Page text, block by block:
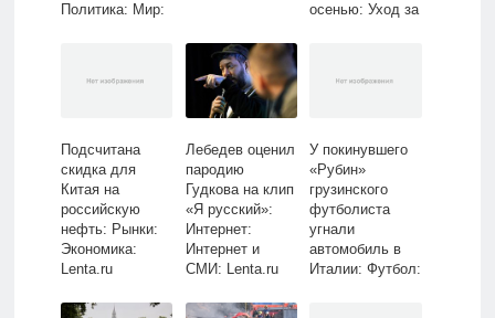
Политика: Мир:
осенью: Уход за
Подсчитана
скидка для
Китая на
российскую
нефть: Рынки:
Экономика:
Lenta.ru
Лебедев оценил
пародию
Гудкова на клип
«Я русский»:
Интернет:
Интернет и
СМИ: Lenta.ru
У покинувшего
«Рубин»
грузинского
футболиста
угнали
автомобиль в
Италии: Футбол: